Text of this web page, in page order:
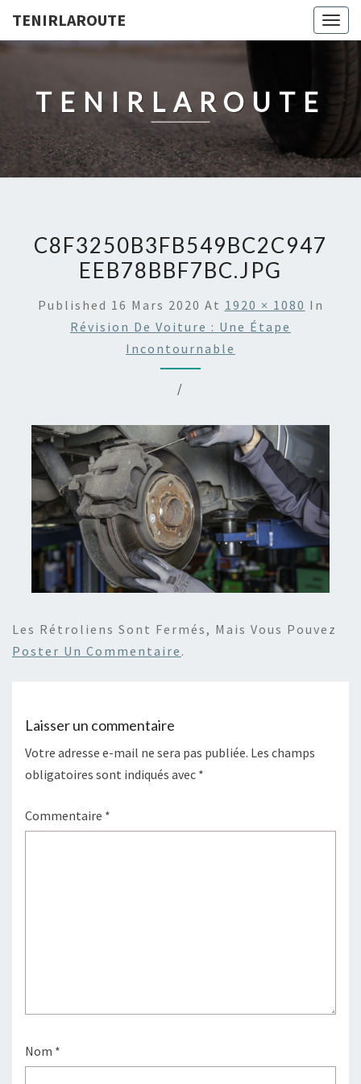
TENIRLAROUTE
TENIRLAROUTE
C8F3250B3FB549BC2C947
EEB78BBF7BC.JPG
Published 16 Mars 2020 At 1920 × 1080 In
Révision De Voiture : Une Étape
Incontournable
/
Les Rétroliens Sont Fermés, Mais Vous Pouvez
Poster Un Commentaire .
Laisser un commentaire
Votre adresse e-mail ne sera pas publiée. Les champs
obligatoires sont indiqués avec *
Commentaire *
Nom *